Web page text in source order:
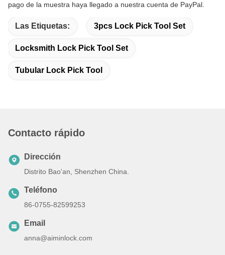
pago de la muestra haya llegado a nuestra cuenta de PayPal.
Las Etiquetas: 3pcs Lock Pick Tool Set
Locksmith Lock Pick Tool Set
Tubular Lock Pick Tool
Contacto rápido
Dirección
Distrito Bao'an, Shenzhen China.
Teléfono
86-0755-82599253
Email
anna@aiminlock.com